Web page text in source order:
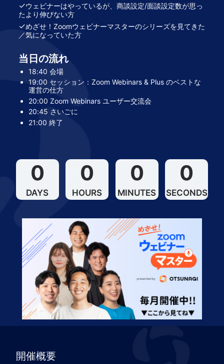
✓ウェビナーはやっているが、商談設定/面談設定数が思っ
たより伸びない方
✓めざせ！Zoomウェビナーマスターのシリーズを見てきた
／気になっていた方
当日の流れ
18:40 会場
19:00 セッション：Zoom Webinars & Plus のベストな
運営の仕方
20:00 Zoom Webinars ユーザー交流会
20:45 さいごに
21:00 終了
0
DAYS
0
HOURS
0
MINUTES
0
SECONDS
開催概要